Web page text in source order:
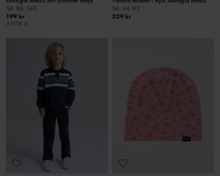
Stl: 86-140
199 kr
3 FÖR 2
Stl: 44-92
329 kr